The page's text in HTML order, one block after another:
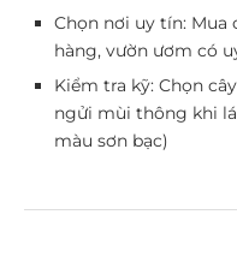
Chọn nơi uy tín: Mua
hàng, vườn ươm có
Kiểm tra kỹ: Chọn
ngửi mùi thông khi
màu sơn bạc)